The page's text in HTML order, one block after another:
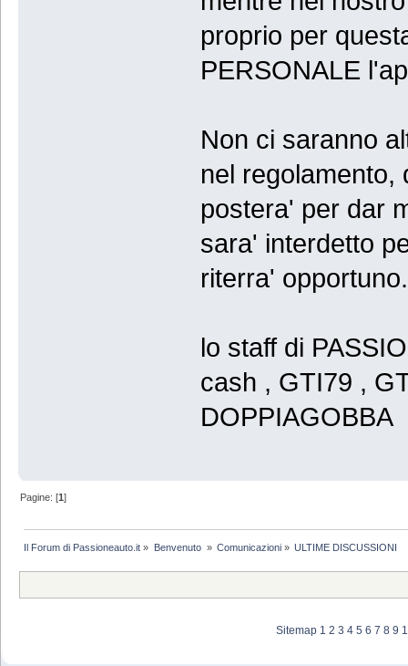
proprio per
PERSONALE
Non ci saranno
nel
postera' per dar
sara' interdetto
riterra' opportuno.
lo staff di
cash , GTI79 ,
DOPPIAGOBBA
Pagine: [1]
Il Forum di Passioneauto.it » Benvenuto » Comunicazioni» ULTIME DISCUSSIONI
Sitemap 1 2 3 4 5 6 7 8 9